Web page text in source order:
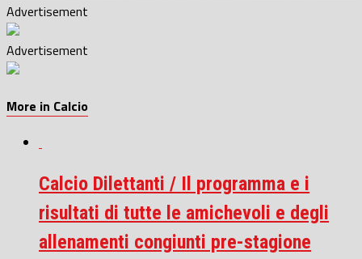
Advertisement
Advertisement
More in Calcio
Calcio Dilettanti / Il programma e i
risultati di tutte le amichevoli e degli
allenamenti congiunti pre-stagione